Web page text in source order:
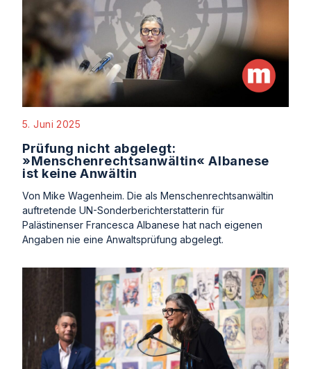
5. Juni 2025
Prüfung nicht abgelegt:
»Menschenrechtsanwältin« Albanese
ist keine Anwältin
Von Mike Wagenheim. Die als Menschenrechtsanwältin
auftretende UN-Sonderberichterstatterin für
Palästinenser Francesca Albanese hat nach eigenen
Angaben nie eine Anwaltsprüfung abgelegt.